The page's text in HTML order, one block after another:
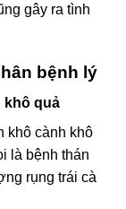
gây ra tình
bệnh lý
khô quả
khô cành khô
là bệnh thán
rụng trái cà